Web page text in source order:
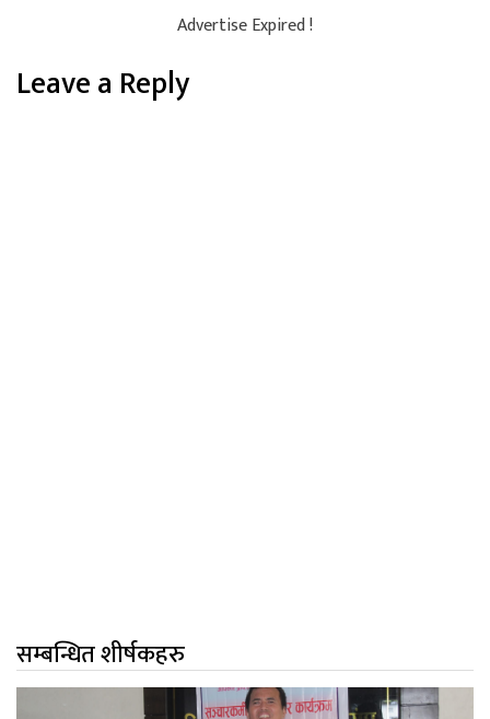
Advertise Expired !
Leave a Reply
सम्बन्धित शीर्षकहरु